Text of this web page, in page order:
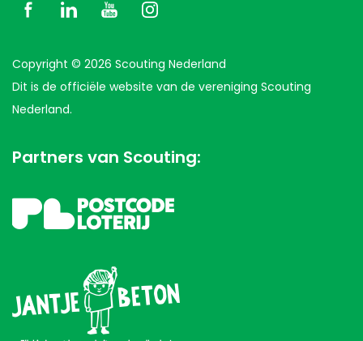
Copyright © 2026 Scouting Nederland
Dit is de officiële website van de vereniging Scouting
Nederland.
Partners van Scouting: